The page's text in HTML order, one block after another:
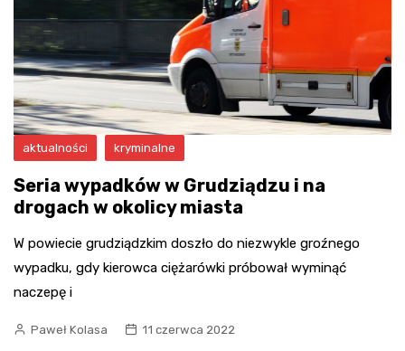
aktualności kryminalne
Seria wypadków w Grudziądzu i na
drogach w okolicy miasta
W powiecie grudziądzkim doszło do niezwykle groźnego
wypadku, gdy kierowca ciężarówki próbował wyminąć
naczepę i
Paweł Kolasa 11 czerwca 2022